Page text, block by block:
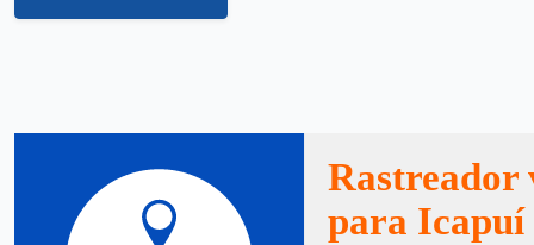
Rastreador
para Icapuí